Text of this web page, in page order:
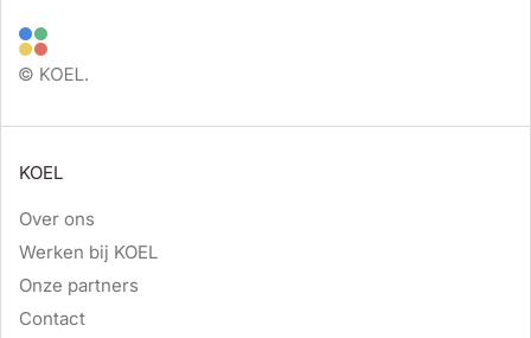
KOEL
Over ons
Werken bij KOEL
Onze partners
Contact